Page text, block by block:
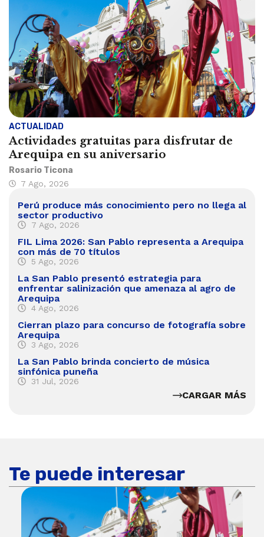
ACTUALIDAD
Actividades gratuitas para disfrutar de
Arequipa en su aniversario
Rosario Ticona
7 Ago, 2026
Perú produce más conocimiento pero no llega al
sector productivo
7 Ago, 2026
FIL Lima 2026: San Pablo representa a Arequipa
con más de 70 títulos
5 Ago, 2026
La San Pablo presentó estrategia para
enfrentar salinización que amenaza al agro de
Arequipa
4 Ago, 2026
Cierran plazo para concurso de fotografía sobre
Arequipa
3 Ago, 2026
La San Pablo brinda concierto de música
sinfónica puneña
31 Jul, 2026
CARGAR MÁS
Te puede interesar